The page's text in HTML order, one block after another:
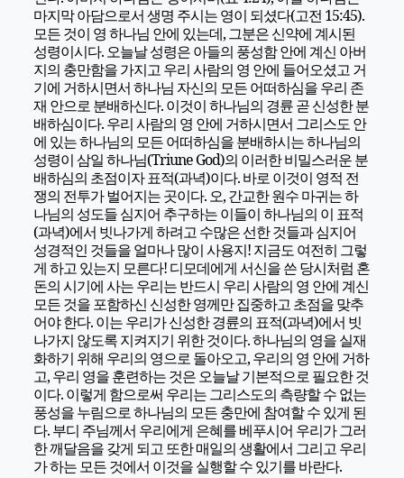
마지막 아담으로서 생명 주시는 영이 되셨다(고전 15:45).
모든 것이 영 하나님 안에 있는데, 그분은 신약에 계시된
성령이시다. 오늘날 성령은 아들의 풍성함 안에 계신 아버
지의 충만함을 가지고 우리 사람의 영 안에 들어오셨고 거
기에 거하시면서 하나님 자신의 모든 어떠하심을 우리 존
재 안으로 분배하신다. 이것이 하나님의 경륜 곧 신성한 분
배하심이다. 우리 사람의 영 안에 거하시면서 그리스도 안
에 있는 하나님의 모든 어떠하심을 분배하시는 하나님의
성령이 삼일 하나님(Triune God)의 이러한 비밀스러운 분
배하심의 초점이자 표적(과녁)이다. 바로 이것이 영적 전
쟁의 전투가 벌어지는 곳이다. 오, 간교한 원수 마귀는 하
나님의 성도들 심지어 추구하는 이들이 하나님의 이 표적
(과녁)에서 빗나가게 하려고 수많은 선한 것들과 심지어
성경적인 것들을 얼마나 많이 사용지! 지금도 여전히 그렇
게 하고 있는지 모른다! 디모데에게 서신을 쓴 당시처럼 혼
돈의 시기에 사는 우리는 반드시 우리 사람의 영 안에 계신
모든 것을 포함하신 신성한 영께만 집중하고 초점을 맞추
어야 한다. 이는 우리가 신성한 경륜의 표적(과녁)에서 빗
나가지 않도록 지켜지기 위한 것이다. 하나님의 영을 실재
화하기 위해 우리의 영으로 돌아오고, 우리의 영 안에 거하
고, 우리 영을 훈련하는 것은 오늘날 기본적으로 필요한 것
이다. 이렇게 함으로써 우리는 그리스도의 측량할 수 없는
풍성을 누림으로 하나님의 모든 충만에 참여할 수 있게 된
다. 부디 주님께서 우리에게 은혜를 베푸시어 우리가 그러
한 깨달음을 갖게 되고 또한 매일의 생활에서 그리고 우리
가 하는 모든 것에서 이것을 실행할 수 있기를 바란다.